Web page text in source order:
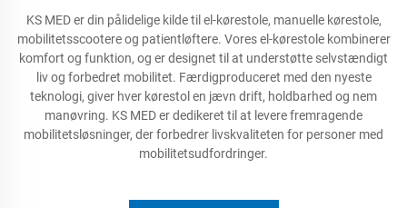
KS MED er din pålidelige kilde til el-kørestole, manuelle kørestole,
mobilitetsscootere og patientløftere. Vores el-kørestole kombinerer
komfort og funktion, og er designet til at understøtte selvstændigt
liv og forbedret mobilitet. Færdigproduceret med den nyeste
teknologi, giver hver kørestol en jævn drift, holdbarhed og nem
manøvring. KS MED er dedikeret til at levere fremragende
mobilitetsløsninger, der forbedrer livskvaliteten for personer med
mobilitetsudfordringer.